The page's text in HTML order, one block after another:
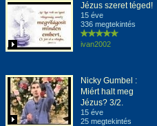
Jézus szeret téged!
15 éve
336 megtekintés
ivan2002
Nicky Gumbel :
Miért halt meg
Jézus? 3/2.
15 éve
25 megtekintés